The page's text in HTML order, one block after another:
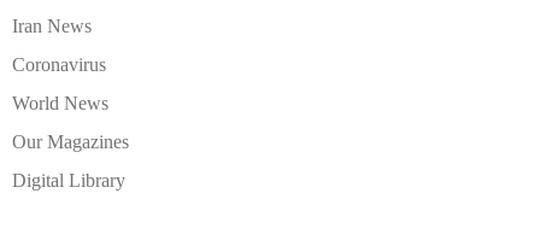
Iran News
Coronavirus
World News
Our Magazines
Digital Library